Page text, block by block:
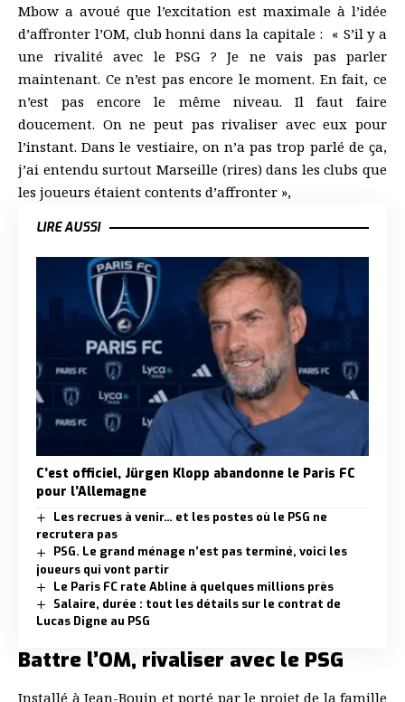
Mbow a avoué que l’excitation est maximale à l’idée
d’affronter l’OM, club honni dans la capitale : « S’il y a
une rivalité avec le PSG ? Je ne vais pas parler
maintenant. Ce n’est pas encore le moment. En fait, ce
n’est pas encore le même niveau. Il faut faire
doucement. On ne peut pas rivaliser avec eux pour
l’instant. Dans le vestiaire, on n’a pas trop parlé de ça,
j’ai entendu surtout Marseille (rires) dans les clubs que
les joueurs étaient contents d’affronter »,
LIRE AUSSI
C’est officiel, Jürgen Klopp abandonne le Paris FC
pour l’Allemagne
Les recrues à venir… et les postes où le PSG ne
recrutera pas
PSG. Le grand ménage n’est pas terminé, voici les
joueurs qui vont partir
Le Paris FC rate Abline à quelques millions près
Salaire, durée : tout les détails sur le contrat de
Lucas Digne au PSG
Battre l’OM, rivaliser avec le PSG
Installé à Jean-Bouin et porté par le projet de la famille